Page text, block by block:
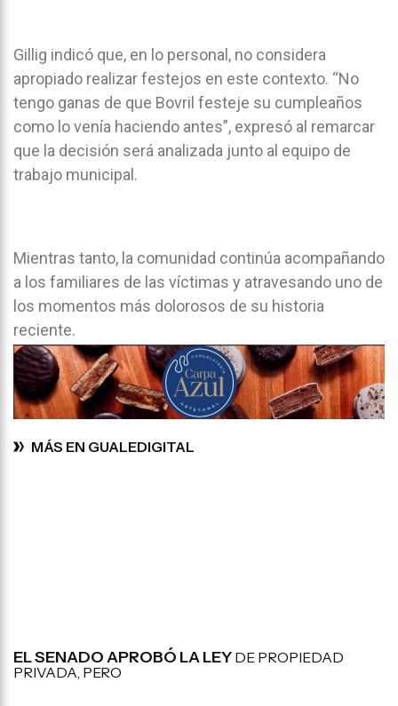
Gillig indicó que, en lo personal, no considera
apropiado realizar festejos en este contexto. “No
tengo ganas de que Bovril festeje su cumpleaños
como lo venía haciendo antes”, expresó al remarcar
que la decisión será analizada junto al equipo de
trabajo municipal.
Mientras tanto, la comunidad continúa acompañando
a los familiares de las víctimas y atravesando uno de
los momentos más dolorosos de su historia
reciente.
MÁS EN GUALEDIGITAL
EL SENADO APROBÓ LA LEY DE PROPIEDAD
PRIVADA, PERO